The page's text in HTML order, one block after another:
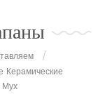
/
Керамические